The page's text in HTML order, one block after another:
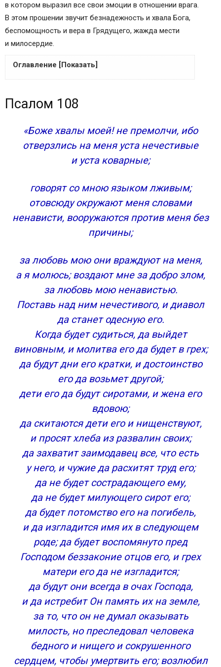
в котором выразил все свои эмоции в отношении врага.
В этом прошении звучит безнадежность и хвала Бога,
беспомощность и вера в Грядущего, жажда мести
и милосердие.
Оглавление [Показать]
История написания псалма «Отмщение врагам»
В какие моменты следует обратиться к 108
псалму
Как правильно читается псалом 108 в
Обстоятельства написания псалма 108
Пророческий смысл псалма
Когда и как читать псалом 108
Отзывы Святых Отцов о 108 псалме
К исполнению. Псалом Давида.
Истинный смысл псалмов
Как читать псалом
Псалом 108
«Боже хвалы моей! не премолчи, ибо
отверзлись на меня уста нечестивые
и уста коварные;
говорят со мною языком лживым;
отовсюду окружают меня словами
ненависти, вооружаются против меня без
причины;
за любовь мою они враждуют на меня,
а я молюсь; воздают мне за добро злом,
за любовь мою ненавистью.
Поставь над ним нечестивого, и диавол
да станет одесную его.
Когда будет судиться, да выйдет
виновным, и молитва его да будет в грех;
да будут дни его кратки, и достоинство
его да возьмет другой;
дети его да будут сиротами, и жена его
вдовою;
да скитаются дети его и нищенствуют,
и просят хлеба из развалин своих;
да захватит заимодавец все, что есть
у него, и чужие да расхитят труд его;
да не будет сострадающего ему,
да не будет милующего сирот его;
да будет потомство его на погибель,
и да изгладится имя их в следующем
роде; да будет воспомянуто пред
Господом беззаконие отцов его, и грех
матери его да не изгладится;
да будут они всегда в очах Господа,
и да истребит Он память их на земле,
за то, что он не думал оказывать
милость, но преследовал человека
бедного и нищего и сокрушенного
сердцем, чтобы умертвить его; возлюбил